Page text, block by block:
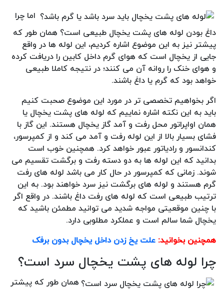
اما چرا
داغ بودن لوله های پشت یخچال طبیعی است؟ همان طور که
پیشتر نیز به این موضوع اشاره کردیم، این لوله ها در واقع
جایی از یخچال است که هوای گرم داخل کابین را دریافت کرده
و هوای خنک را روانه آن می کنند؛ در نتیجه کاملا طبیعی
خواهد بود که گرم یا داغ باشند.
اگر بخواهیم تخصصی تر در مورد این موضوع صحبت کنیم
باید به این نکته اشاره نماییم که لوله های پشت یخچال یا
همان اواپراتور محل رفت و آمد گاز یخچال هستند. این گاز با
فشای بسیار بالا از این لوله رفت و آمد می کند و از کمپرسور،
کندانسور و رادیاتور عبور خواهد کرد. همچنین خوب است
بدانید که این لوله ها به دو دسته رفت و برگشت تقسیم می
شوند. زمانی که کمپرسور در حال کار می باشد لوله های رفت
گرم هستند و لوله های برگشت نیز سرد خواهند بود. به این
ترتیب طبیعی است که لوله های رفت داغ باشند. در واقع اگر
با چنین موقعیتی مواجه شدید می توانید مطمئن باشید که
یخچال شما سالم است و عملکرد مطلوبی دارد.
همچنین بخوانید: علت یخ زدن داخل یخچال بدون برفک
چرا لوله های پشت یخچال سرد است؟
همان طور که پیشتر